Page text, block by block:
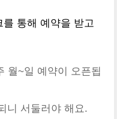
통해 예약을 받고
월~일 예약이 오픈됩
니 서둘러야 해요.